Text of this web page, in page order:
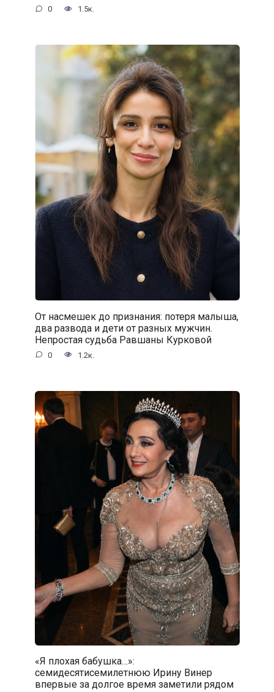
0 1.5к.
От насмешек до признания: потеря малыша,
два развода и дети от разных мужчин.
Непростая судьба Равшаны Курковой
0 1.2к.
«Я плохая бабушка…»:
семидесятисемилетнюю Ирину Винер
впервые за долгое время заметили рядом